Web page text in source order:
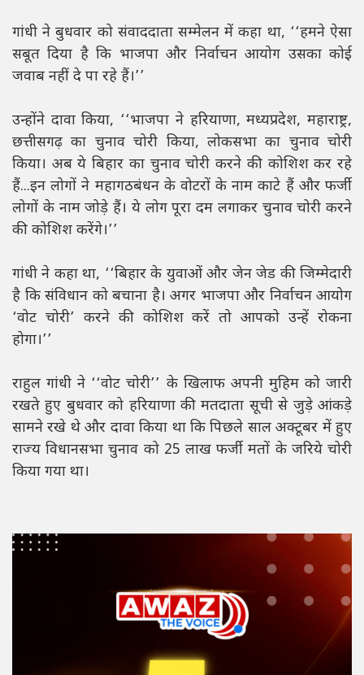
गांधी ने बुधवार को संवाददाता सम्मेलन में कहा था, ‘‘हमने ऐसा
सबूत दिया है कि भाजपा और निर्वाचन आयोग उसका कोई
जवाब नहीं दे पा रहे हैं।’’
उन्होंने दावा किया, ‘‘भाजपा ने हरियाणा, मध्यप्रदेश, महाराष्ट्र,
छत्तीसगढ़ का चुनाव चोरी किया, लोकसभा का चुनाव चोरी
किया। अब ये बिहार का चुनाव चोरी करने की कोशिश कर रहे
हैं...इन लोगों ने महागठबंधन के वोटरों के नाम काटे हैं और फर्जी
लोगों के नाम जोड़े हैं। ये लोग पूरा दम लगाकर चुनाव चोरी करने
की कोशिश करेंगे।’’
गांधी ने कहा था, ‘‘बिहार के युवाओं और जेन जेड की जिम्मेदारी
है कि संविधान को बचाना है। अगर भाजपा और निर्वाचन आयोग
‘वोट चोरी’ करने की कोशिश करें तो आपको उन्हें रोकना
होगा।’’
राहुल गांधी ने ‘‘वोट चोरी’’ के खिलाफ अपनी मुहिम को जारी
रखते हुए बुधवार को हरियाणा की मतदाता सूची से जुड़े आंकड़े
सामने रखे थे और दावा किया था कि पिछले साल अक्टूबर में हुए
राज्य विधानसभा चुनाव को 25 लाख फर्जी मतों के जरिये चोरी
किया गया था।